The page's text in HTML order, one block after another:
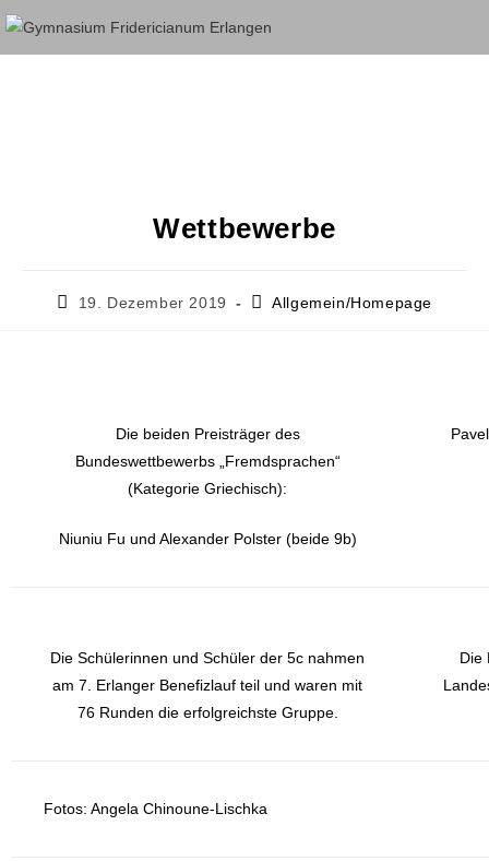
Wettbewerbe
19. Dezember 2019 Allgemein/Homepage
Die beiden Preisträger des
Bundeswettbewerbs „Fremdsprachen“
(Kategorie Griechisch):
Niuniu Fu und Alexander Polster (beide 9b)
Die Schülerinnen und Schüler der 5c nahmen
am 7. Erlanger Benefizlauf teil und waren mit
76 Runden die erfolgreichste Gruppe.
Die
Fotos: Angela Chinoune-Lischka